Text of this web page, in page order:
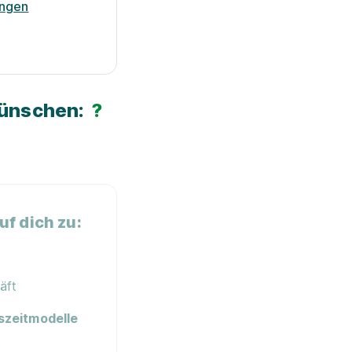
?
dich zu: